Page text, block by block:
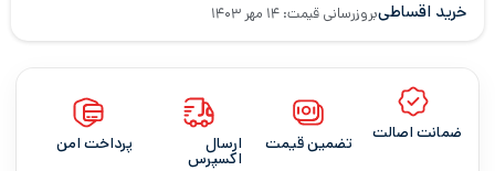
خرید اقساطیبروزرسانی قیمت: ۱۴ مهر ۱۴۰۳
ضمانت اصالت تضمین قیمت ارسال
اکسپرس
پرداخت امن